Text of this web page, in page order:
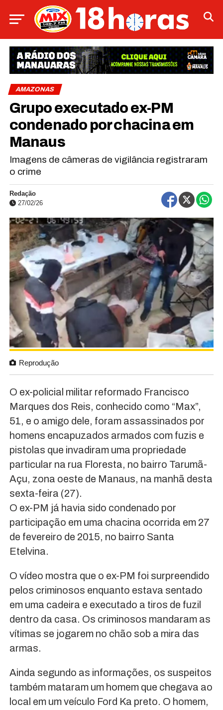
AMAZONAS
Grupo executado ex-PM
condenado por chacina em
Manaus
Imagens de câmeras de vigilância registraram
o crime
Redação
27/02/26
Reprodução
O ex-policial militar reformado Francisco
Marques dos Reis, conhecido como “Max”,
51, e o amigo dele, foram assassinados por
homens encapuzados armados com fuzis e
pistolas que invadiram uma propriedade
particular na rua Floresta, no bairro Tarumã-
Açu, zona oeste de Manaus, na manhã desta
sexta-feira (27).
O ex-PM já havia sido condenado por
participação em uma chacina ocorrida em 27
de fevereiro de 2015, no bairro Santa
Etelvina.
O vídeo mostra que o ex-PM foi surpreendido
pelos criminosos enquanto estava sentado
em uma cadeira e executado a tiros de fuzil
dentro da casa. Os criminosos mandaram as
vítimas se jogarem no chão sob a mira das
armas.
Ainda segundo as informações, os suspeitos
também mataram um homem que chegava ao
local em um veículo Ford Ka preto. O homem,